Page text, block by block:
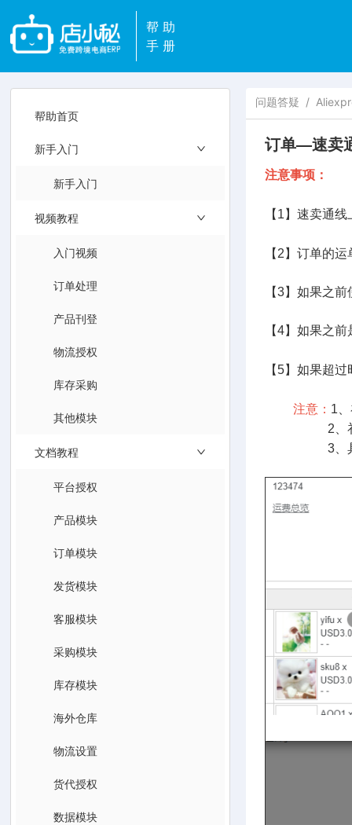
帮助
手册
帮助首页
新手入门
新手入门
视频教程
入门视频
订单处理
产品刊登
物流授权
库存采购
其他模块
文档教程
平台授权
产品模块
订单模块
发货模块
客服模块
采购模块
库存模块
海外仓库
物流设置
货代授权
数据模块
问题答疑 /
订单—速卖
注意事项：
【1】速卖通
【2】订单的
【3】如果之
【4】如果之
【5】如果超
注意： 1
2、补发包
3、具体